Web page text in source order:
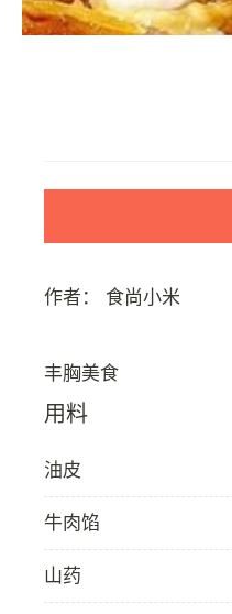
作者： 食尚小米
用料
油皮
牛肉馅
山药